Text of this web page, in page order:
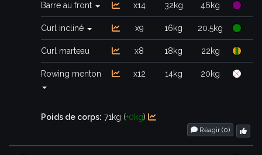
Barre au front x14 32kg 46kg
Curl incliné x9 16kg 20.5kg
Curl marteau x8 18kg 22kg
Rowing menton x12 14kg 20kg
Poids de corps: 71kg (+0kg)
Réagir (0)